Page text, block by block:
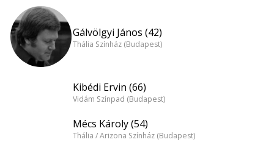
Gálvölgyi János (42)
Thália Színház (Budapest)
Kibédi Ervin (66)
Vidám Színpad (Budapest)
Mécs Károly (54)
Thália / Arizona Színház (Budapest)